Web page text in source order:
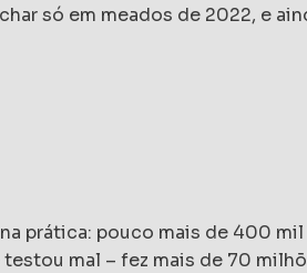
só em meados de 2022, e
prática: pouco mais de 400
mal – fez mais de 70